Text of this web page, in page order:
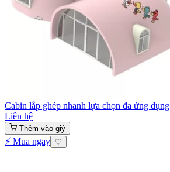
Cabin lắp ghép nhanh lựa chọn đa ứng dụng
Liên hệ
Thêm vào giỷ
⚡ Mua ngay ♡